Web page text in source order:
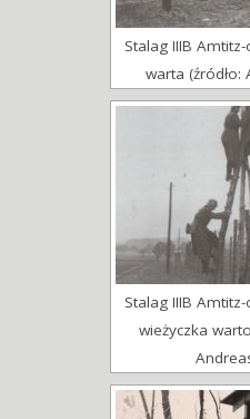
Stalag IIIB
warta (źródło:
Stalag IIIB
wieżyczka